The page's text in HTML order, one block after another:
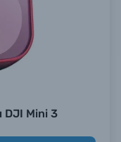
DJI Mini 3